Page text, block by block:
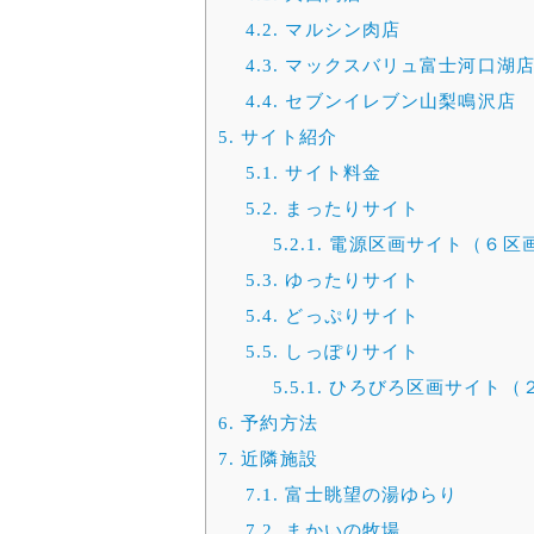
4.2. マルシン肉店
4.3. マックスバリュ富士河口湖店
4.4. セブンイレブン山梨鳴沢店
5. サイト紹介
5.1. サイト料金
5.2. まったりサイト
5.2.1. 電源区画サイト（６区
5.3. ゆったりサイト
5.4. どっぷりサイト
5.5. しっぽりサイト
5.5.1. ひろびろ区画サイト（
6. 予約方法
7. 近隣施設
7.1. 富士眺望の湯ゆらり
7.2.
まかいの牧場